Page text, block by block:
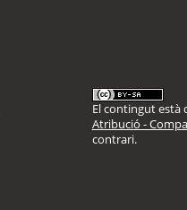
El contingut està
Atribució -
contrari.